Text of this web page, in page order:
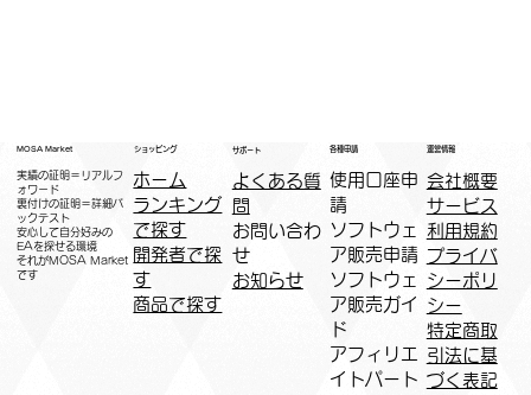
MOSA Market
実績の証明＝リアルフ
ォワード
裏付けの証明＝詳細バ
ックテスト
安心して自分好みの
EAを探せる環境
​それがMOSA Market
です
ショッピング
ホーム
ランキング
で探す
開発者で探
す
商品で探す
サポート
よくある質
問
お問い合わ
せ
お知らせ
各種申請
​使用口座申
請
ソフトウェ
ア販売申請
ソフトウェ
ア販売ガイ
ド
アフィリエ
イトパート
運営情報
会社概要
サービス
利用規約
プライバ
シーポリ
シー
特定商取
引法に基
づく表記